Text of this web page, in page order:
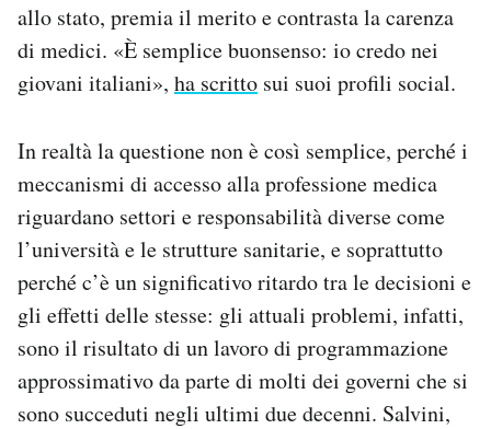
allo stato, premia il merito e contrasta la carenza
di medici. «È semplice buonsenso: io credo nei
giovani italiani», ha scritto sui suoi profili social.
In realtà la questione non è così semplice, perché i
meccanismi di accesso alla professione medica
riguardano settori e responsabilità diverse come
l’università e le strutture sanitarie, e soprattutto
perché c’è un significativo ritardo tra le decisioni e
gli effetti delle stesse: gli attuali problemi, infatti,
sono il risultato di un lavoro di programmazione
approssimativo da parte di molti dei governi che si
sono succeduti negli ultimi due decenni. Salvini,